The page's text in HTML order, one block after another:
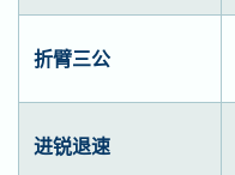
折臂三公
进锐退速